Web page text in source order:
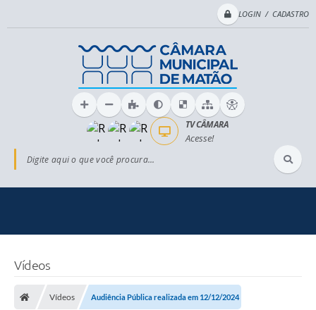
LOGIN / CADASTRO
Digite aqui o que você procura...
TV CÂMARA
Acesse!
Vídeos
Vídeos Audiência Pública realizada em 12/12/2024